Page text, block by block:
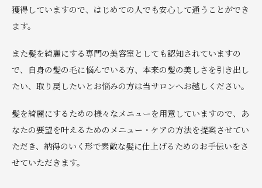
獲得していますので、はじめての人でも安心して通うことができ
ます。
また髪を綺麗にする専門の美容室としても認知されていますの
で、自身の髪の毛に悩んでいる方、本来の髪の美しさを引き出し
たい、取り戻したいとお悩みの方は当サロンへお越しください。
髪を綺麗にするための様々なメニューを用意していますので、あ
なたの要望を叶えるためのメニュー・ケアの方法を提案させてい
ただき、納得のいく形で素敵な髪に仕上げるためのお手伝いをさ
せていただきます。